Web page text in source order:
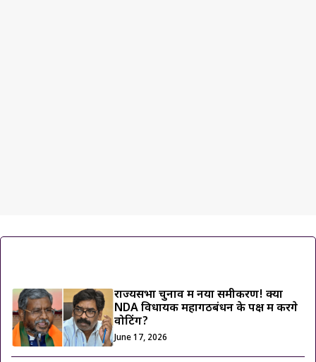
राज्यसभा चुनाव में नया समीकरण! क्या
NDA विधायक महागठबंधन के पक्ष में करेंगे
वोटिंग?
June 17, 2026